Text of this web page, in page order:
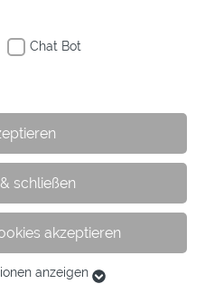
Newsfeed
gestrichen
Chat Bot
schließen
akzeptieren
anzeigen